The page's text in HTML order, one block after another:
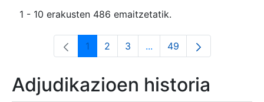
1 - 10 erakusten 486 emaitzetatik.
Orrialdea
1 Orrialdea
2 Orrialdea
3 ...Intermediate Pages Use
Orrialdea
49
Adjudikazioen historia